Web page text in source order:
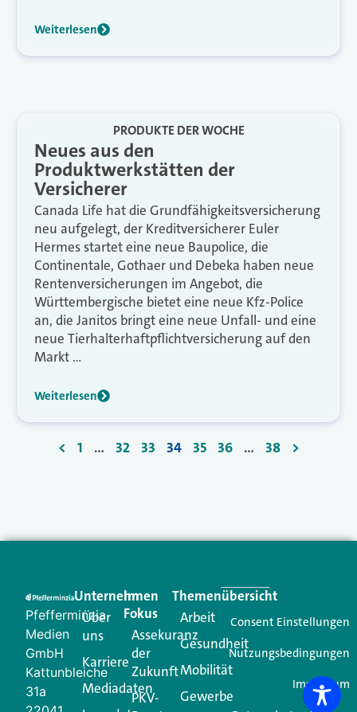
Weiterlesen
PRODUKTE DER WOCHE
Neues aus den
Produktwerkstätten der
Versicherer
Canada Life hat die Grundfähigkeitsversicherung
neu aufgelegt, der Kreditversicherer Euler
Hermes startet eine neue Baupolice, die
Continentale, Gothaer und Debeka haben neue
Rentenversicherungen im Angebot, die
Württembergische bietet eine neue Kfz-Police
an, die Janitos bringt eine neue Unfall- und eine
neue Tierhalterhaftpflichtversicherung auf den
Markt …
Weiterlesen
< 1 … 32 33 34 35 36 … 38 >
Pfefferminzia
Medien
GmbH
Kattunbleiche
31a
Unternehmen
Über
uns
Karriere
Mediadaten
Im
Fokus
Assekuranz
der
Zukunft
PKV-
Themenübersicht
Arbeit
Gesundheit
Mobilität
Gewerbe
Consent Einstellungen
Nutzungsbedingungen
Impressum